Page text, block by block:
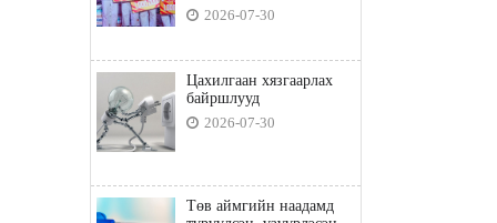
2026-07-30
Цахилгаан хязгаарлах
байршлууд
2026-07-30
Төв аймгийн наадамд